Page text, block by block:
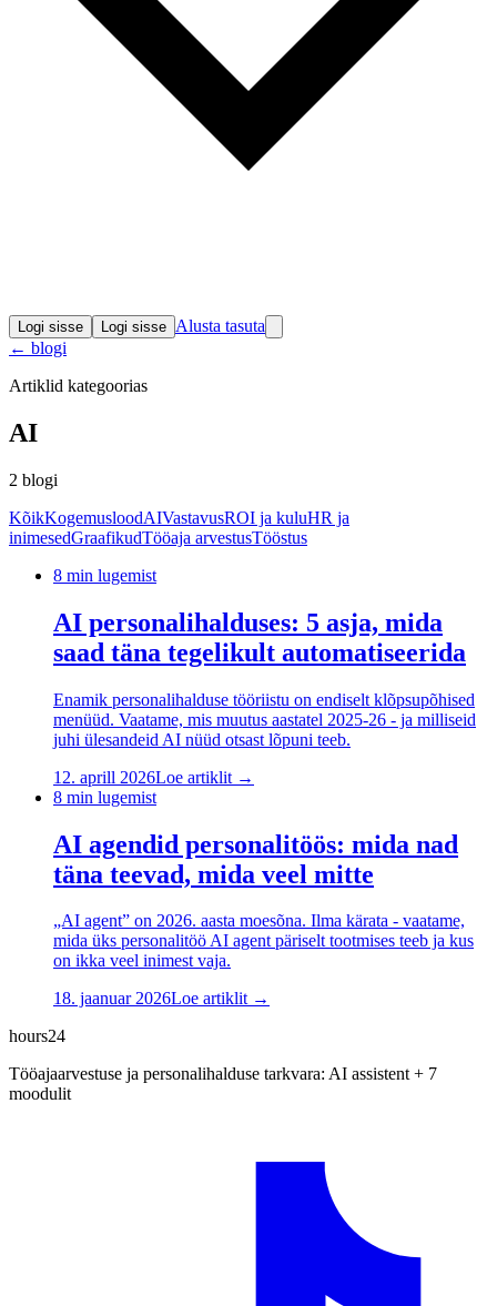
Logi sisse Logi sisse Alusta tasuta
← blogi
Artiklid kategoorias
AI
2 blogi
KõikKogemusloodAIVastavusROI ja kuluHR ja
inimesedGraafikudTööaja arvestusTööstus
8 min lugemist
AI personalihalduses: 5 asja, mida
saad täna tegelikult automatiseerida
Enamik personalihalduse tööriistu on endiselt klõpsupõhised
menüüd. Vaatame, mis muutus aastatel 2025-26 - ja milliseid
juhi ülesandeid AI nüüd otsast lõpuni teeb.
12. aprill 2026Loe artiklit →
8 min lugemist
AI agendid personalitöös: mida nad
täna teevad, mida veel mitte
„AI agent” on 2026. aasta moesõna. Ilma kärata - vaatame,
mida üks personalitöö AI agent päriselt tootmises teeb ja kus
on ikka veel inimest vaja.
18. jaanuar 2026Loe artiklit →
hours24
Tööajaarvestuse ja personalihalduse tarkvara: AI assistent + 7
moodulit